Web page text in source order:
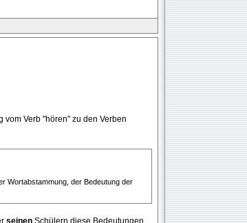
Verb "hören" zu den Verben
Wortabstammung, der Bedeutung der
seinen Schülern diese Bedeutungen